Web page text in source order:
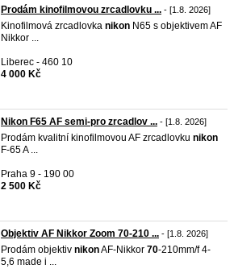
Prodám kinofilmovou zrcadlovku ... - [1.8. 2026]
Kinofilmová zrcadlovka nikon N65 s objektivem AF
Nikkor ...
Liberec - 460 10
4 000 Kč
Nikon F65 AF semi-pro zrcadlov ... - [1.8. 2026]
Prodám kvalitní kinofilmovou AF zrcadlovku nikon
F-65 A ...
Praha 9 - 190 00
2 500 Kč
Objektiv AF Nikkor Zoom 70-210 ... - [1.8. 2026]
Prodám objektiv nikonAF-Nikkor 70-210mm/f 4-
5,6 made i ...